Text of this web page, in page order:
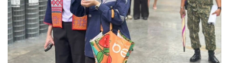
• MGR Live
• Infographic
• การเมือง
• ท่องเที่ยว